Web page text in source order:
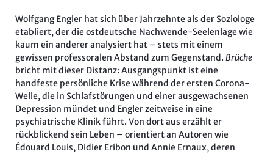
Wolfgang Engler hat sich über Jahrzehnte als der Soziologe
etabliert, der die ostdeutsche Nachwende-Seelenlage wie
kaum ein anderer analysiert hat – stets mit einem
gewissen professoralen Abstand zum Gegenstand. Brüche
bricht mit dieser Distanz: Ausgangspunkt ist eine
handfeste persönliche Krise während der ersten Corona-
Welle, die in Schlafstörungen und einer ausgewachsenen
Depression mündet und Engler zeitweise in eine
psychiatrische Klinik führt. Von dort aus erzählt er
rückblickend sein Leben – orientiert an Autoren wie
Édouard Louis, Didier Eribon und Annie Ernaux, deren